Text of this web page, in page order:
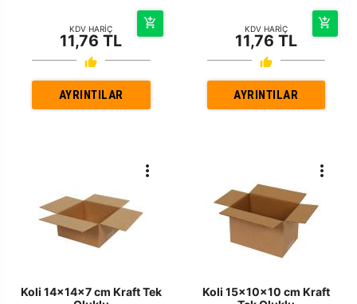
KDV HARİÇ
11,76 TL
AYRINTILAR
KDV HARİÇ
11,76 TL
AYRINTILAR
Koli 14x14x7 cm Kraft Tek
Koli 15x10x10 cm Kraft